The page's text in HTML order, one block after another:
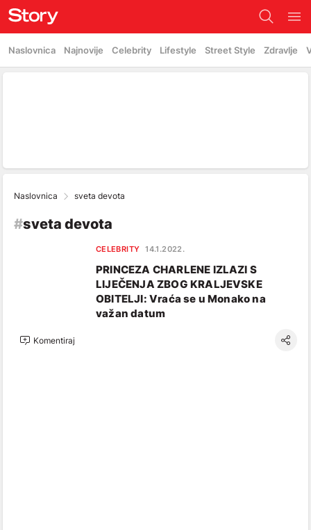
Naslovnica Najnovije Celebrity Lifestyle Street Style Zdravlje
Naslovnica sveta devota
#sveta devota
CELEBRITY 14.1.2022.
PRINCEZA CHARLENE IZLAZI S
LIJEČENJA ZBOG KRALJEVSKE
OBITELJI: Vraća se u Monako na
važan datum
Komentiraj